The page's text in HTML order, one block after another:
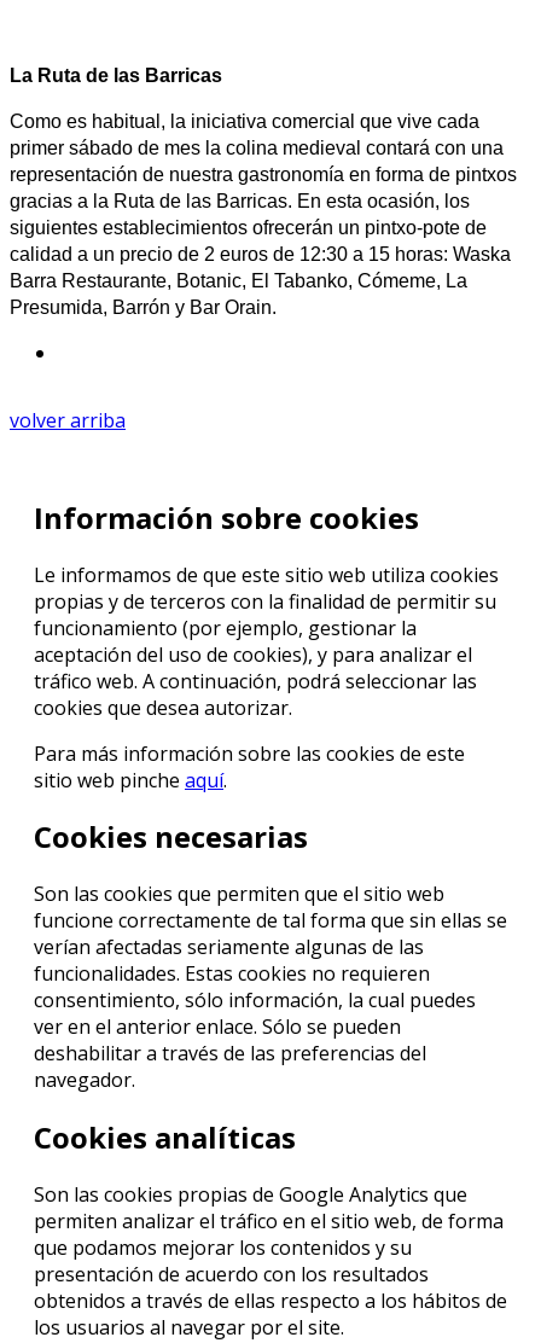
La Ruta de las Barricas
Como es habitual, la iniciativa comercial que vive cada
primer sábado de mes la colina medieval contará con una
representación de nuestra gastronomía en forma de pintxos
gracias a la Ruta de las Barricas. En esta ocasión, los
siguientes establecimientos ofrecerán un pintxo-pote de
calidad a un precio de 2 euros de 12:30 a 15 horas: Waska
Barra Restaurante, Botanic, El Tabanko, Cómeme, La
Presumida, Barrón y Bar Orain.
volver arriba
Información sobre cookies
Le informamos de que este sitio web utiliza cookies
propias y de terceros con la finalidad de permitir su
funcionamiento (por ejemplo, gestionar la
aceptación del uso de cookies), y para analizar el
tráfico web. A continuación, podrá seleccionar las
cookies que desea autorizar.
Para más información sobre las cookies de este
sitio web pinche aquí.
Cookies necesarias
Son las cookies que permiten que el sitio web
funcione correctamente de tal forma que sin ellas se
verían afectadas seriamente algunas de las
funcionalidades. Estas cookies no requieren
consentimiento, sólo información, la cual puedes
ver en el anterior enlace. Sólo se pueden
deshabilitar a través de las preferencias del
navegador.
Cookies analíticas
Son las cookies propias de Google Analytics que
permiten analizar el tráfico en el sitio web, de forma
que podamos mejorar los contenidos y su
presentación de acuerdo con los resultados
obtenidos a través de ellas respecto a los hábitos de
los usuarios al navegar por el site.